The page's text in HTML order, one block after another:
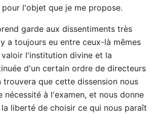
l'objet que je me propose.
garde aux dissentiments très
a toujours eu entre ceux-là mêmes
l'institution divine et la
d'un certain ordre de directeurs
trouvera que cette dissension nous
nécessité à l'examen, et nous donne
liberté de choisir ce qui nous paraît